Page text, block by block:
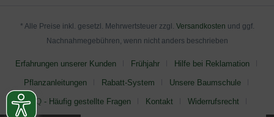
* Alle Preise inkl. gesetzl. Mehrwertsteuer zzgl. Versandkosten und ggf.
Nachnahmegebühren, wenn nicht anders beschrieben
Erfahrungen unserer Kunden Frühjahr Hilfe bei Reklamation
Pflanzanleitungen Rabatt-System Unsere Baumschule
FAQ - Häufig gestellte Fragen Kontakt Widerrufsrecht